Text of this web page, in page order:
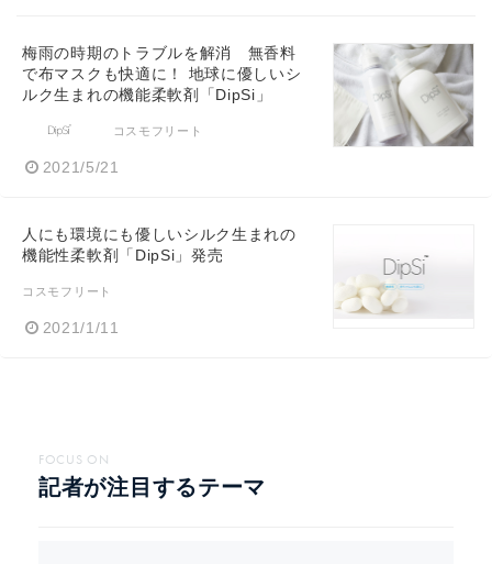
梅雨の時期のトラブルを解消 無香料
で布マスクも快適に！ 地球に優しいシ
ルク生まれの機能柔軟剤「DipSi」
コスモフリート
2021/5/21
人にも環境にも優しいシルク生まれの
機能性柔軟剤「DipSi」発売
コスモフリート
2021/1/11
FOCUS ON
記者が注目するテーマ